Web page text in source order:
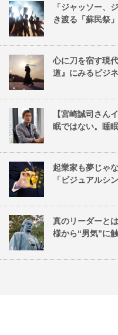
「ジャッソー、
き渡る「蘇民祭」
心に刀を宿す現
道』にみるビジ
【宮崎誠司さん
眠ではない。睡
起業家も夢じゃ
「ビジュアルシ
真のリーダーと
様から“男気”に